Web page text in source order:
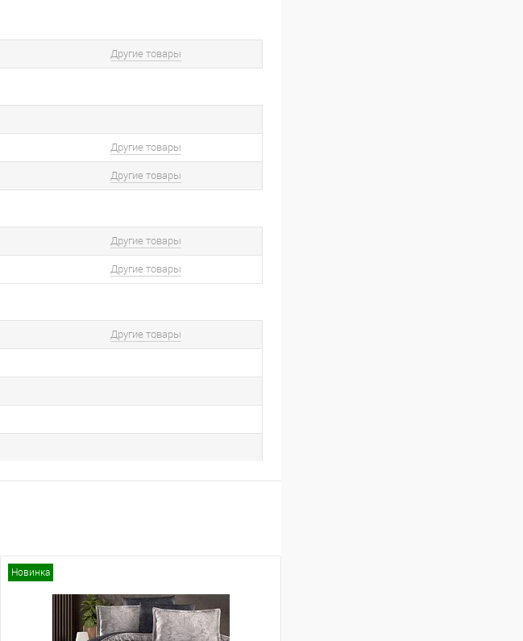
Другие товары
Другие товары
Другие товары
Другие товары
Другие товары
Другие товары
Новинка